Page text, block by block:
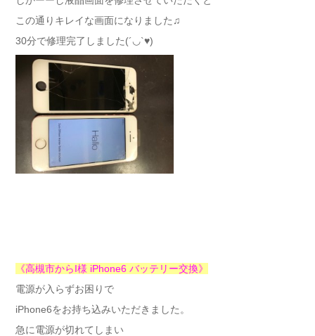
この通りキレイな画面になりました♫
30分で修理完了しました(´◡`♥)
《高槻市からI様 iPhone6 バッテリー交換》
電源が入らずお困りで
iPhone6をお持ち込みいただきました。
急に電源が切れてしまい